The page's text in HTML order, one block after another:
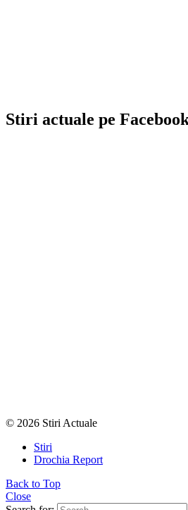
Stiri actuale pe
© 2026 Stiri Actuale
Stiri
Drochia Report
Back to Top
Close